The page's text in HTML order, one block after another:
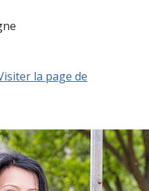
la page de